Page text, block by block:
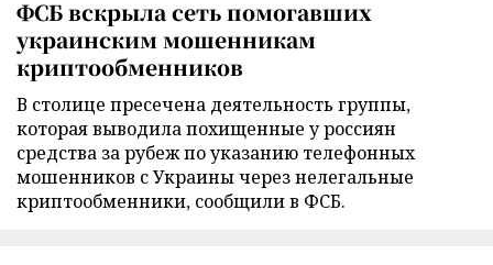
ФСБ вскрыла сеть помогавших
украинским мошенникам
криптообменников
В столице пресечена деятельность группы,
которая выводила похищенные у россиян
средства за рубеж по указанию телефонных
мошенников с Украины через нелегальные
криптообменники, сообщили в ФСБ.